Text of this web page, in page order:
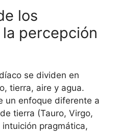
los
percepción
se dividen en
tierra, aire y agua.
un enfoque diferente a
tierra (Tauro, Virgo,
pragmática,